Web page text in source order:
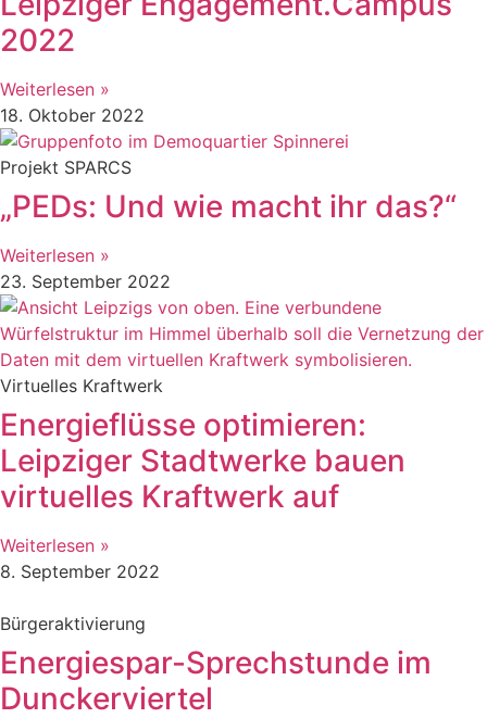
2022
Weiterlesen »
18. Oktober 2022
Projekt SPARCS
„PEDs: Und wie macht ihr das?“
Weiterlesen »
23. September 2022
Virtuelles Kraftwerk
Energieflüsse optimieren:
Leipziger Stadtwerke bauen
virtuelles Kraftwerk auf
Weiterlesen »
8. September 2022
Bürgeraktivierung
Energiespar-Sprechstunde im
Dunckerviertel